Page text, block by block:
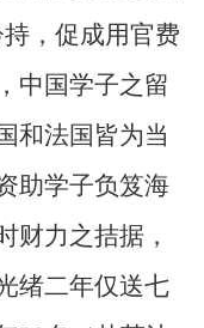
，促成用官费
中国学子之留
和法国皆为当
助学子负笈海
财力之拮据，
绪二年仅送七